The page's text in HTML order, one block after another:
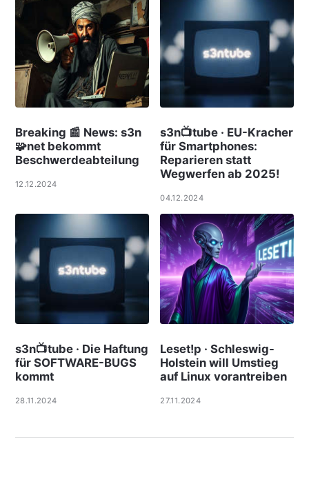
Breaking 📰 News: s3n
🧩net bekommt
Beschwerdeabteilung
12.12.2024
s3n📺tube · EU-Kracher
für Smartphones:
Reparieren statt
Wegwerfen ab 2025!
04.12.2024
s3n📺tube · Die Haftung
für SOFTWARE-BUGS
kommt
28.11.2024
Leset!p · Schleswig-
Holstein will Umstieg
auf Linux vorantreiben
27.11.2024